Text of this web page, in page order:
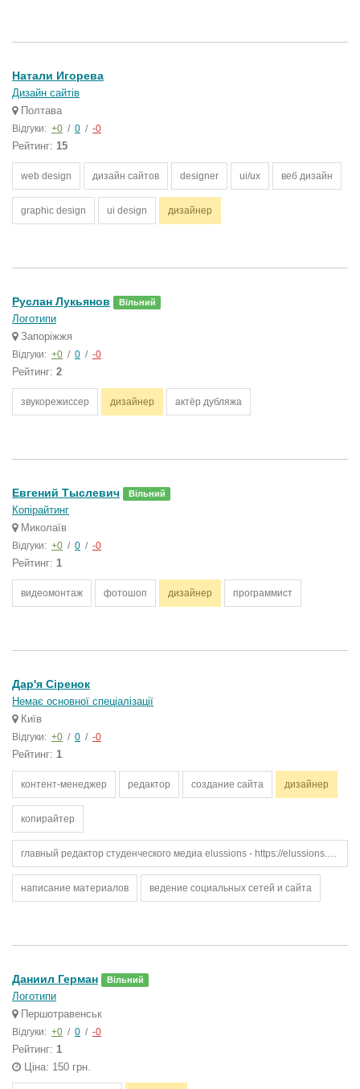
Натали Игорева
Дизайн сайтів
Полтава
Відгуки: +0 / 0 / -0
Рейтинг: 15
web design дизайн сайтов designer ui/ux веб дизайн
graphic design ui design дизайнер
Руслан Лукьянов Вільний
Логотипи
Запоріжжя
Відгуки: +0 / 0 / -0
Рейтинг: 2
звукорежиссер дизайнер актёр дубляжа
Евгений Тыслевич Вільний
Копірайтинг
Миколаїв
Відгуки: +0 / 0 / -0
Рейтинг: 1
видеомонтаж фотошоп дизайнер программист
Дар'я Cіренок
Немає основної спеціалізації
Київ
Відгуки: +0 / 0 / -0
Рейтинг: 1
контент-менеджер редактор создание сайта дизайнер
копирайтер
главный редактор студенческого медиа elussions - https://elussions.wordpress.com/
написание материалов ведение социальных сетей и сайта
Даниил Герман Вільний
Логотипи
Першотравенськ
Відгуки: +0 / 0 / -0
Рейтинг: 1
Ціна: 150 грн.